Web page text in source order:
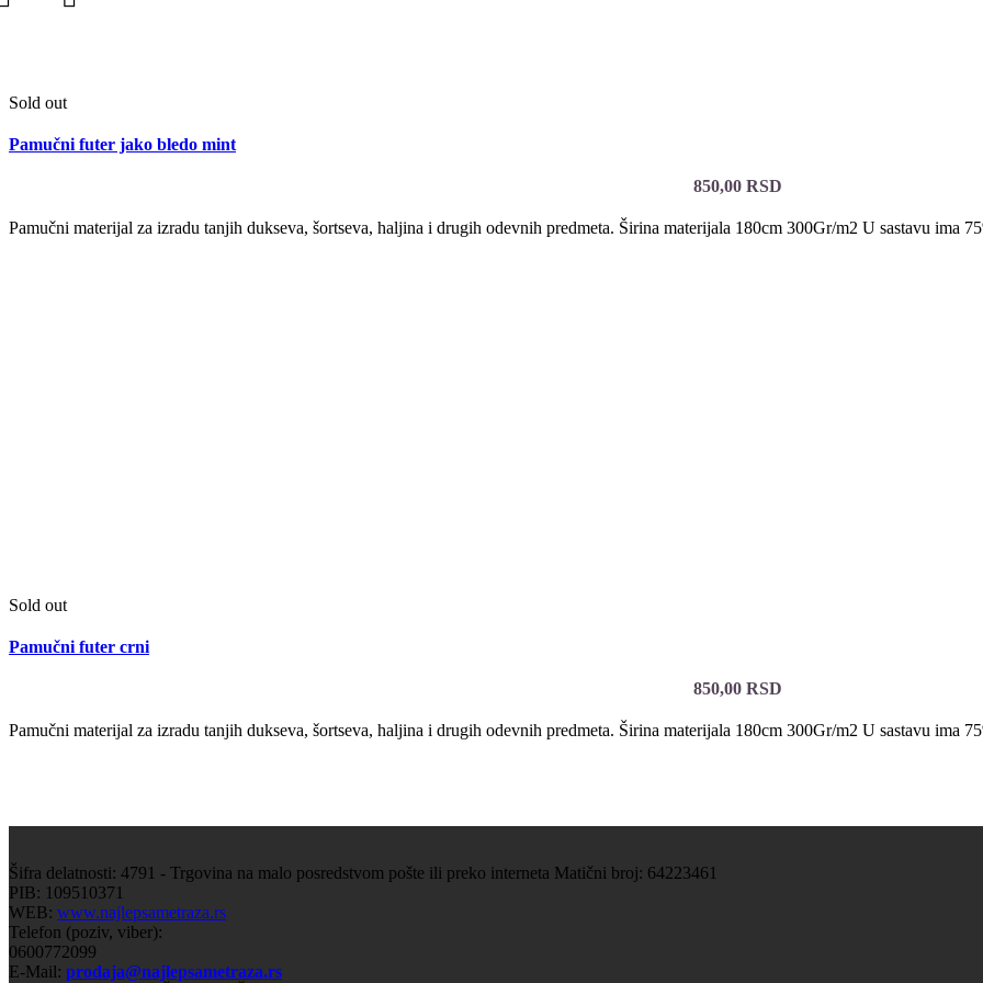
Sold out
Pamučni futer jako bledo mint
850,00 RSD
Pamučni materijal za izradu tanjih dukseva, šortseva, haljina i drugih odevnih predmeta. Širina materijala 180cm 300Gr/m2 U sastavu ima
Sold out
Pamučni futer crni
850,00 RSD
Pamučni materijal za izradu tanjih dukseva, šortseva, haljina i drugih odevnih predmeta. Širina materijala 180cm 300Gr/m2 U sastavu ima
Šifra delatnosti: 4791 - Trgovina na malo posredstvom pošte ili preko interneta Matični broj: 64223461
PIB: 109510371
WEB: www.najlepsametraza.rs
Telefon (poziv, viber):
0600772099
E-Mail: prodaja@najlepsametraza.rs